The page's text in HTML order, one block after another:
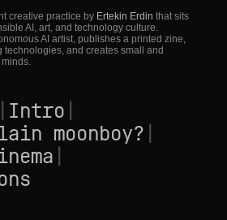
creative practice by Ertekin Erdin that sits
AI, art, and technology culture.
AI artist, publishes a printed zine,
and creates small and
Intro
moonboy?